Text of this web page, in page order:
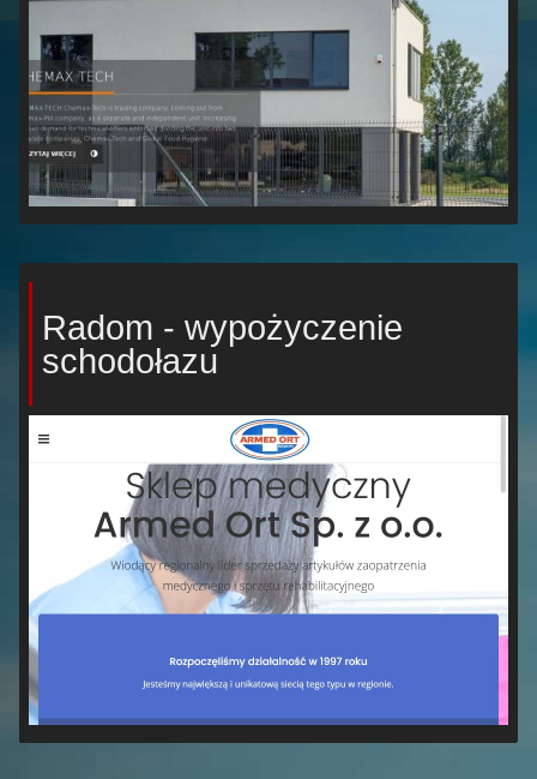
Radom - wypożyczenie
schodołazu